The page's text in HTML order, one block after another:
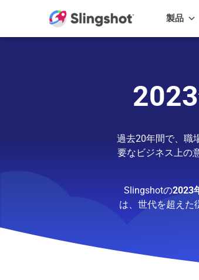
製品
過去20年間で、職
要なビジネス上の
Slingshotの2023
は、世代を超えた